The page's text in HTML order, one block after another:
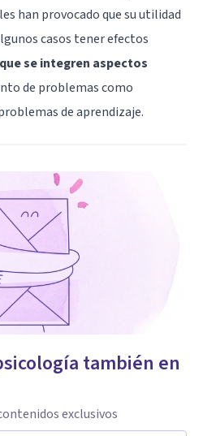
han provocado que su utilidad
casos tener efectos
se integren aspectos
de problemas como
de aprendizaje.
también en
exclusivos